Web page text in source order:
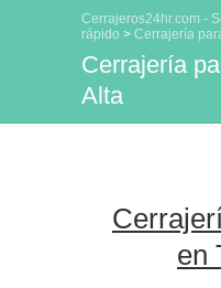
Cerrajeros24hr.com -
rápido > Cerrajería
Cerrajería
Alta
en